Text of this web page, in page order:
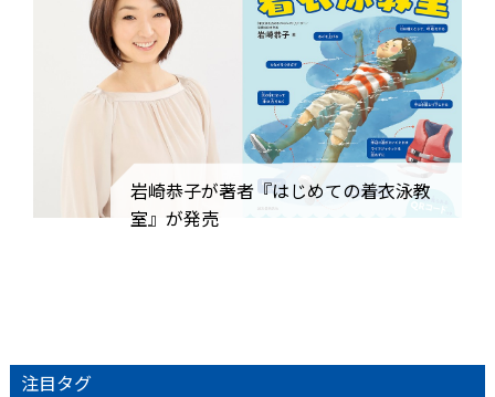
岩崎恭子が著者『はじめての着衣泳教
室』が発売
注目タグ